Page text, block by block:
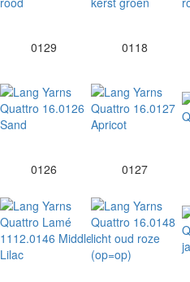
0129 0118
0126 0127